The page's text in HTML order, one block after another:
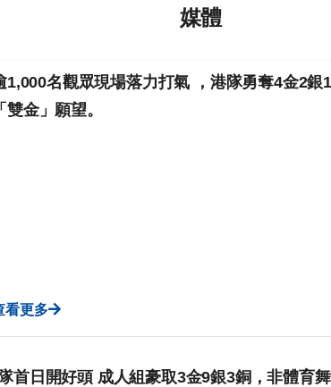
媒體
1,000名觀眾現場落力打氣 ，港隊勇奪4金2
雙金」願望。
看更多
首日開好頭 成人組豪取3金9銀3銅，非體育